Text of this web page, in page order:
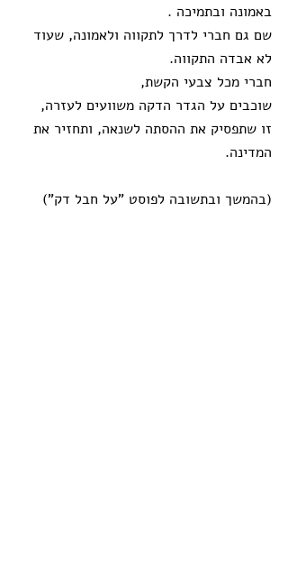
באמונה ובתמיכה .
שם גם חברי לדרך לתקווה ולאמונה, שעוד
לא אבדה התקווה.
חברי מכל צבעי הקשת,
שוכבים על הגדר הדקה משוועים לעזרה,
זו שתפסיק את ההסתה לשנאה, ותחזיר את
המדינה.
(בהמשך ובתשובה לפוסט "על חבל דק")